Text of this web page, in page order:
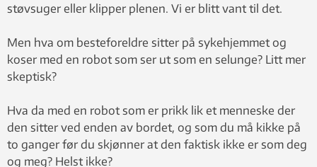
støvsuger eller klipper plenen. Vi er blitt vant til det.
Men hva om besteforeldre sitter på sykehjemmet og
koser med en robot som ser ut som en selunge? Litt mer
skeptisk?
Hva da med en robot som er prikk lik et menneske der
den sitter ved enden av bordet, og som du må kikke på
to ganger før du skjønner at den faktisk ikke er som deg
og meg? Helst ikke?